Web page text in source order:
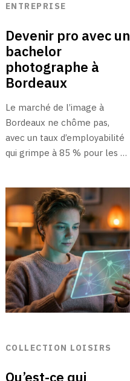
ENTREPRISE
Devenir pro avec un
bachelor
photographe à
Bordeaux
Le marché de l’image à
Bordeaux ne chôme pas,
avec un taux d’employabilité
qui grimpe à 85 % pour les …
COLLECTION LOISIRS
Qu’est-ce qui